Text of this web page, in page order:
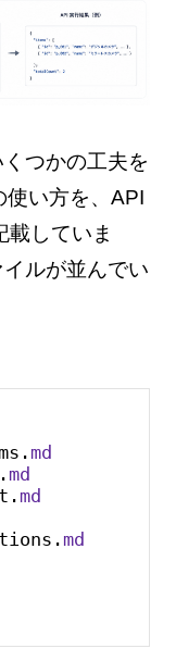
つかの工夫を
使い方を、API
載していま
ルが並んでい
md
md
md
md